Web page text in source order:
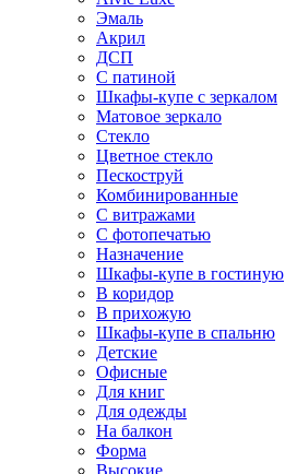
Эмаль
Акрил
ДСП
С патиной
Шкафы-купе с зеркалом
Матовое зеркало
Стекло
Цветное стекло
Пескоструй
Комбинированные
С витражами
С фотопечатью
Назначение
Шкафы-купе в гостиную
В коридор
В прихожую
Шкафы-купе в спальню
Детские
Офисные
Для книг
Для одежды
На балкон
Форма
Высокие